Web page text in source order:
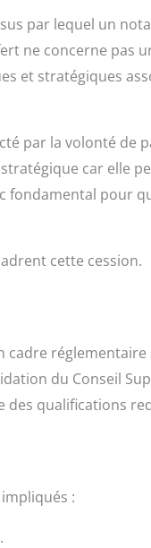
par lequel un
ne concerne pas
et stratégiques
par la volonté de
car elle
fondamental pour
cette cession.
cadre
du Conseil
qualifications
: